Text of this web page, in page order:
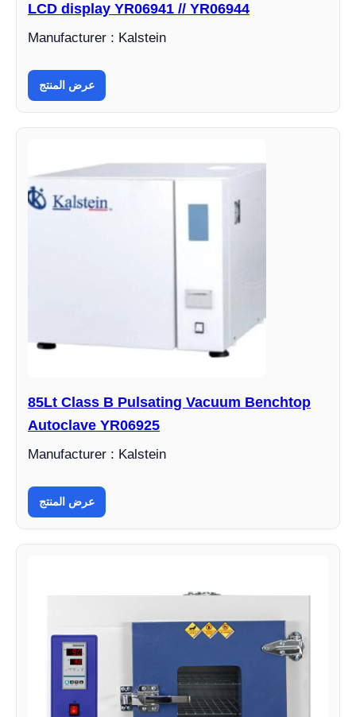
LCD display YR06941 // YR06944
Manufacturer : Kalstein
عرض المنتج
85Lt Class B Pulsating Vacuum Benchtop
Autoclave YR06925
Manufacturer : Kalstein
عرض المنتج